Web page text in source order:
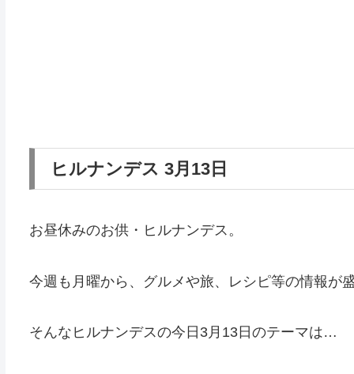
ヒルナンデス 3月13日
お昼休みのお供・ヒルナンデス。
今週も月曜から、グルメや旅、レシピ等の情報が
そんなヒルナンデスの今日3月13日のテーマは…